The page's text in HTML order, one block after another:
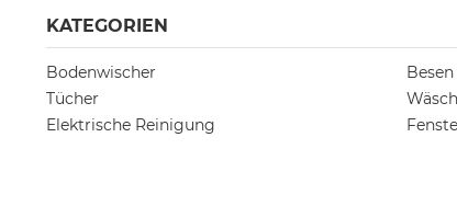
KATEGORIEN
Bodenwischer
Tücher
Elektrische Reinigung